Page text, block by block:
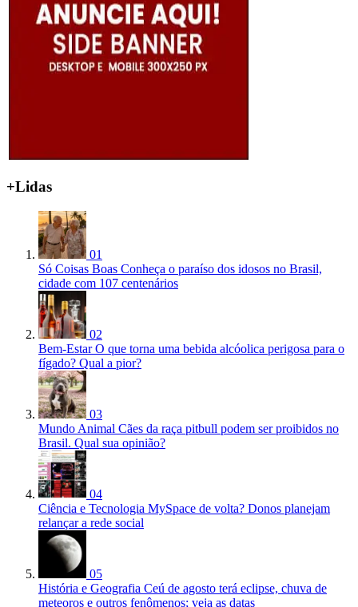
+Lidas
01
Só Coisas Boas Conheça o paraíso dos idosos no Brasil,
cidade com 107 centenários
02
Bem-Estar O que torna uma bebida alcóolica perigosa para o
fígado? Qual a pior?
03
Mundo Animal Cães da raça pitbull podem ser proibidos no
Brasil. Qual sua opinião?
04
Ciência e Tecnologia MySpace de volta? Donos planejam
relançar a rede social
05
História e Geografia Ceú de agosto terá eclipse, chuva de
meteoros e outros fenômenos; veja as datas